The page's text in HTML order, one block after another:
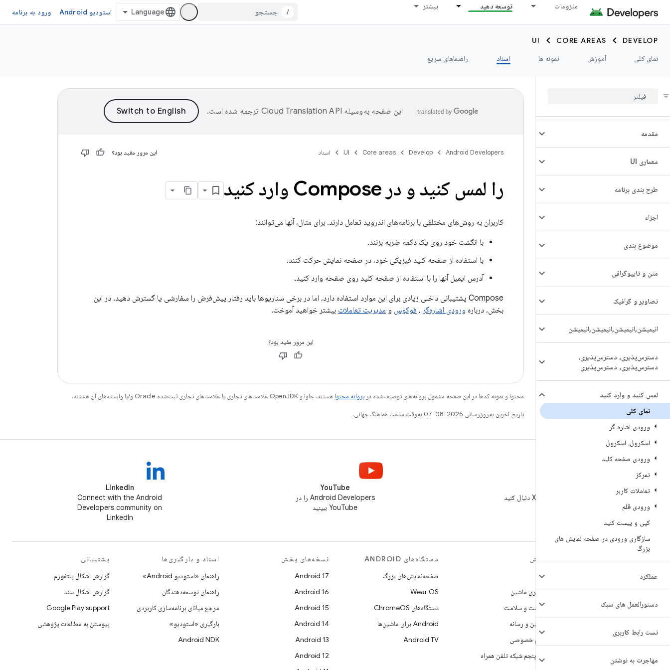
ملزومات توسعه دهید بیشتر
/ استودیو Android ورود به برنامه
DEVELOP
CORE AREAS
UI
نمای کلی
آموزش نمونه ها اسناد راهنماهای سریع
مقدمه
معماری UI
طرح بندی برنامه
اجزاء
موضوع بندی
متن و تایپوگرافی
تصاویر و گرافیک
انیمیشن,انیمیشن,انیمیشن,انیمیشن
دسترس‌پذیری، دسترس‌پذیری،
دسترس‌پذیری، دسترس‌پذیری
لمس کنید و وارد کنید
نمای کلی
ورودی اشاره گر
اسکرول، اسکرول
ورودی صفحه کلید
تمرکز
تعاملات کاربر
ورودی قلم
کپی و پیست کنید
سازگاری ورودی در صفحه نمایش های
بزرگ
عملکرد
دستورالعمل های سبک
تست رابط کاربری
مهاجرت به نوشتن
این صفحه به‌وسیله ترجمه شده است.
Android Developers
Develop
Core areas
UI اسناد این مرور مفید بود؟
را لمس کنید و در Compose وارد کنید
کاربران به روش‌های مختلفی با برنامه‌های اندروید تعامل دارند. برای مثال، آنها می‌توانند:
با انگشت خود روی یک دکمه ضربه بزنند.
با استفاده از صفحه کلید فیزیکی خود، در صفحه نمایش حرکت کنند.
آدرس ایمیل آنها را با استفاده از صفحه کلید روی صفحه وارد کنید.
Compose پشتیبانی داخلی زیادی برای این موارد استفاده دارد، اما در برخی سناریوها باید رفتار پیش‌فرض را سفارشی یا گسترش دهید. در این
بخش، درباره ورودی اشاره‌گر ، فوکوس و مدیریت تعاملات بیشتر خواهید آموخت.
این مرور مفید بود؟
محتوا و نمونه کدها در این صفحه مشمول پروانه‌های توصیف‌شده در پروانه محتوا هستند. جاوا و OpenJDK علامت‌های تجاری یا علامت‌های تجاری ثبت‌شده Oracle و/یا وابسته‌های آن هستند.
تاریخ آخرین به‌روزرسانی 2026-08-07 به‌وقت ساعت هماهنگ جهانی.
YouTube
Android Developers را در
YouTube ببینید
LinkedIn
Connect with the Android
Developers community on
LinkedIn
Android برای سازمان‌ها
امنیت
منبع آزاد
وبلاگ
کاوش
بازی
یادگیری ماشین
بهداشت و سلامت
دوربین و رسانه
حریم خصوصی
نسل پنجم شبکه تلفن همراه
دستگاه‌های ANDROID
صفحه‌نمایش‌های بزرگ
Wear OS
دستگاه‌های ChromeOS
Android برای ماشین‌ها
Android TV
نسخه‌های پخش
Android 17
Android 16
Android 15
Android 14
Android 13
Android 12
اسناد و بارگیری‌ها
راهنمای «استودیو Android»
راهنمای توسعه‌دهندگان
مرجع میانای برنامه‌سازی کاربردی
بارگیری «استودیو»
Android NDK
پشتیبانی
گزارش اشکال پلتفورم
گزارش اشکال سند
Google Play support
پیوستن به مطالعات پژوهشی